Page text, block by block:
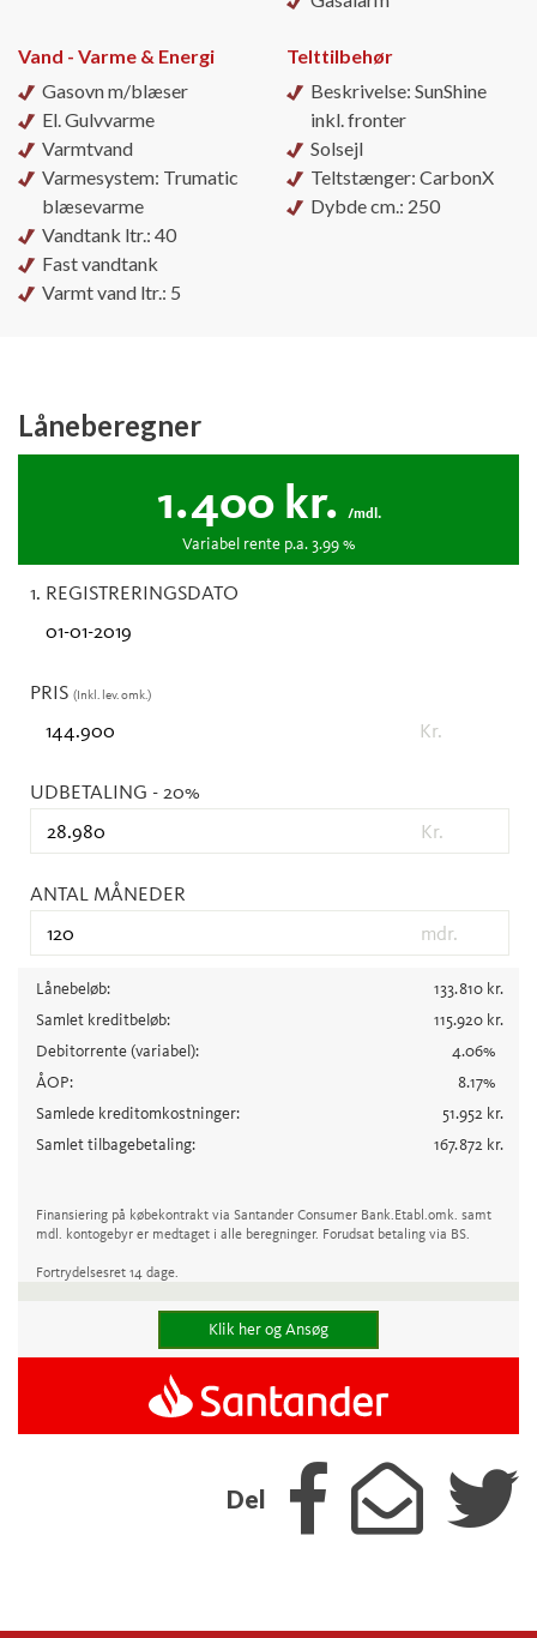
Vand - Varme & Energi
Gasovn m/blæser
El. Gulvvarme
Varmtvand
Varmesystem: Trumatic
blæsevarme
Vandtank ltr.: 40
Fast vandtank
Varmt vand ltr.: 5
Telttilbehør
Beskrivelse: SunShine
inkl. fronter
Solsejl
Teltstænger: CarbonX
Dybde cm.: 250
Låneberegner
1.400 kr. /mdl.
Variabel rente p.a.3.99%
1. REGISTRERINGSDATO
PRIS (Inkl. lev. omk.)
Kr.
UDBETALING - 20%
Kr.
ANTAL MÅNEDER
mdr.
Lånebeløb: 133.810 kr.
Samlet kreditbeløb:
115.920 kr.
Debitorrente(variabel): 4.06%
ÅOP:
8.17%
Samlede kreditomkostninger:
51.952 kr.
Samlet tilbagebetaling:
167.872 kr.
Finansiering på købekontrakt via Santander Consumer Bank.Etabl.omk. samt
mdl. kontogebyr er medtaget i alle beregninger. Forudsat betaling via BS.
Fortrydelsesret 14 dage.
Klik her og Ansøg
Del